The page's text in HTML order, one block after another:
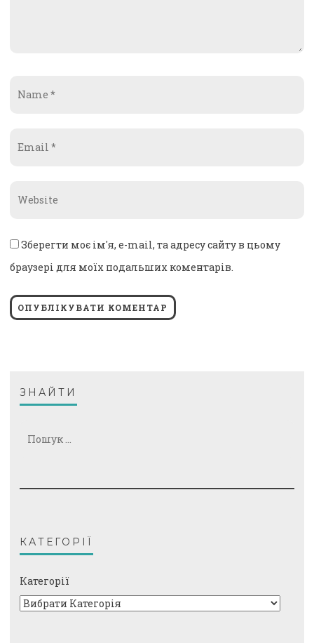
Зберегти моє ім'я, e-mail, та адресу сайту в цьому
браузері для моїх подальших коментарів.
ЗНАЙТИ
КАТЕГОРІЇ
Категорії